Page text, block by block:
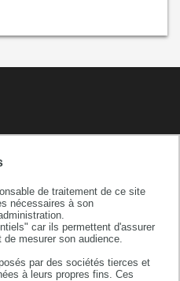
de traitement de ce site
nécessaires à son
car ils permettent d'assurer
mesurer son audience.
par des sociétés tierces et
à leurs propres fins. Ces